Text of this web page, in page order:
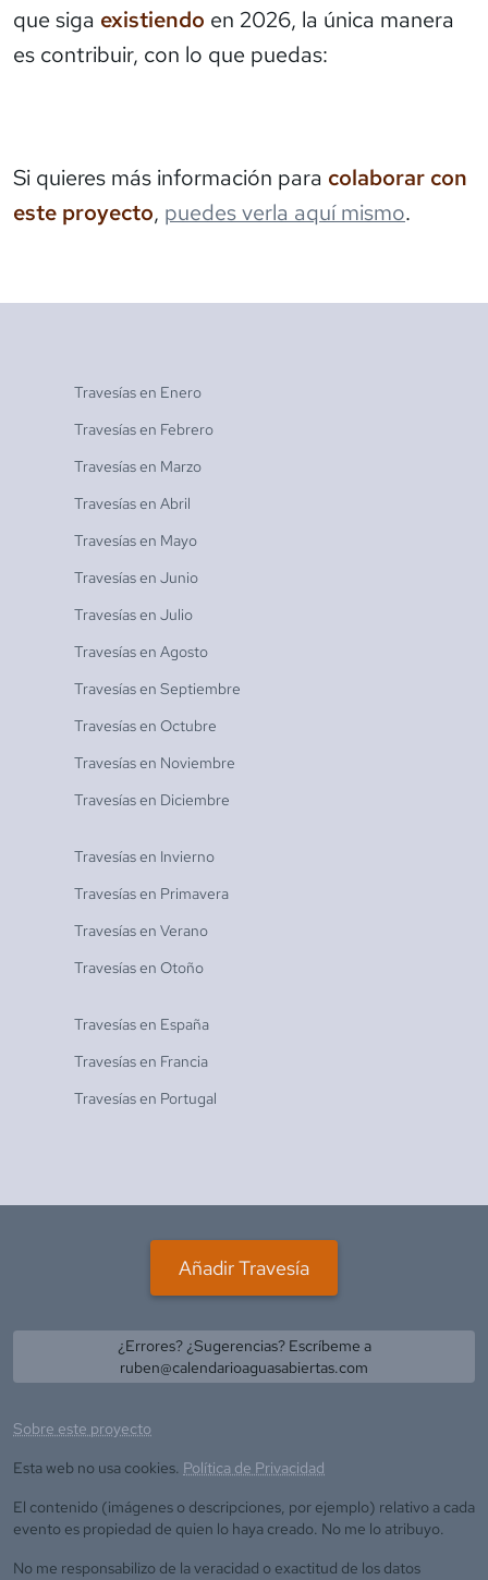
que siga existiendo en 2026, la única manera
es contribuir, con lo que puedas:
Si quieres más información para colaborar con
este proyecto, puedes verla aquí mismo.
Travesías en Enero
Travesías en Febrero
Travesías en Marzo
Travesías en Abril
Travesías en Mayo
Travesías en Junio
Travesías en Julio
Travesías en Agosto
Travesías en Septiembre
Travesías en Octubre
Travesías en Noviembre
Travesías en Diciembre
Travesías en Invierno
Travesías en Primavera
Travesías en Verano
Travesías en Otoño
Travesías en España
Travesías en Francia
Travesías en Portugal
Añadir Travesía
¿Errores? ¿Sugerencias? Escríbeme a
ruben@calendarioaguasabiertas.com
Sobre este proyecto
Esta web no usa cookies. Política de Privacidad
El contenido (imágenes o descripciones, por ejemplo) relativo a cada
evento es propiedad de quien lo haya creado. No me lo atribuyo.
No me responsabilizo de la veracidad o exactitud de los datos